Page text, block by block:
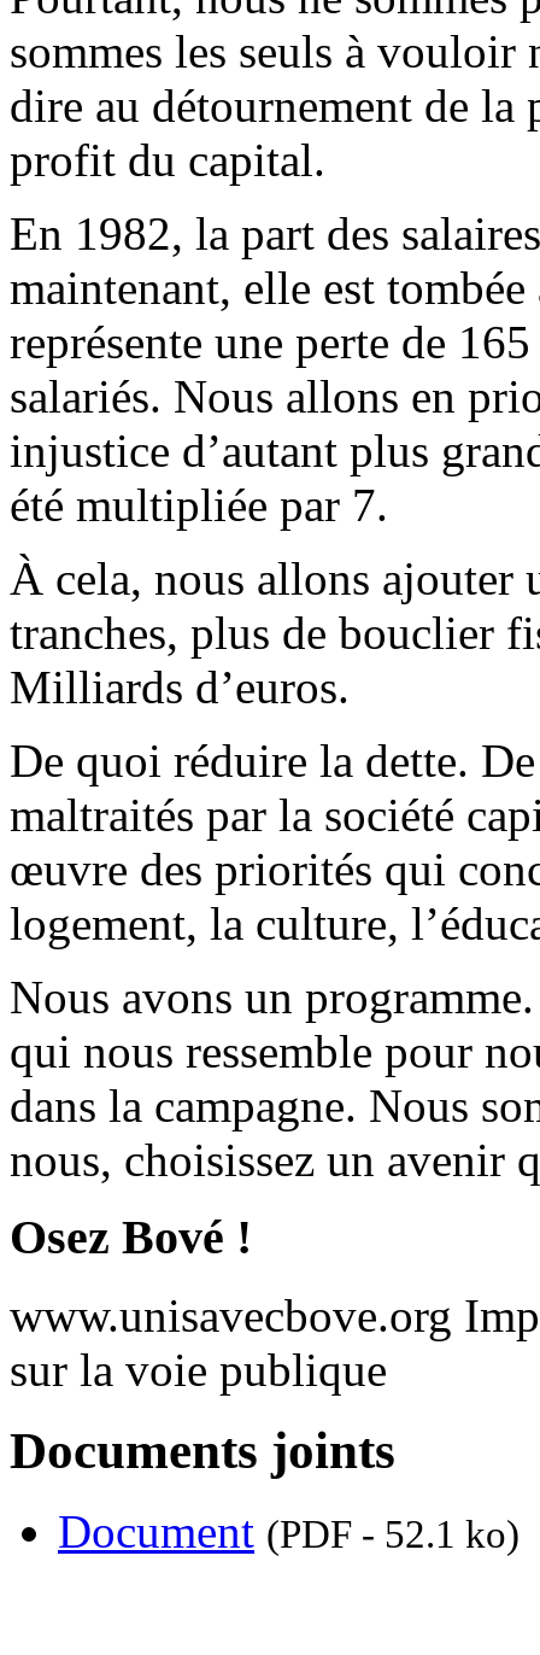
sommes les seuls à vouloir
dire au détournement de la
profit du capital.
En 1982, la part des
maintenant, elle est
représente une perte de
salariés. Nous allons en
injustice d’autant plus
été multipliée par 7.
À cela, nous allons ajouter
tranches, plus de bouclier
Milliards d’euros.
De quoi réduire la dette.
maltraités par la société
œuvre des priorités qui
logement, la culture,
Nous avons un
qui nous ressemble pour
dans la campagne. Nous
nous, choisissez un avenir
Osez Bové !
www.unisavecbove.org
sur la voie publique
Documents joints
Document (PDF - 52.1 ko)